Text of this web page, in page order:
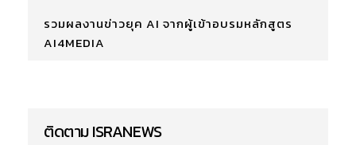
รวมผลงานข่าวยุค AI จากผู้เข้าอบรมหลักสูตร
AI4MEDIA
ติดตาม ISRANEWS